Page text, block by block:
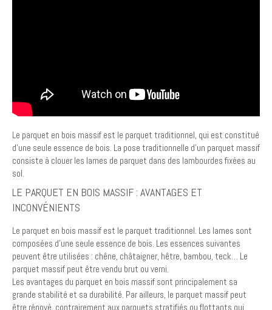
Le parquet en bois massif est le parquet traditionnel, qui est constitué
d’une seule essence de bois. La pose traditionnelle d’un parquet massif
consiste à clouer les lames de parquet dans des lambourdes fixées au
sol.
LE PARQUET EN BOIS MASSIF : AVANTAGES ET
INCONVÉNIENTS
Le parquet en bois massif est le parquet traditionnel. Les lames sont
composées d’une seule essence de bois. Les essences suivantes
peuvent être utilisées : chêne, châtaigner, hêtre, bambou, teck… Le
parquet massif peut être vendu brut ou verni.
Les avantages du parquet en bois massif sont principalement sa
grande stabilité et sa durabilité. Par ailleurs, le parquet massif peut
être rénové, contrairement aux parquets stratifiés ou flottants qui